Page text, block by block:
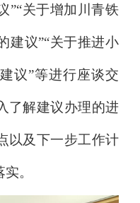
”“关于增加川青铁
建议”“关于推进小
议”等进行座谈交
了解建议办理的进
以及下一步工作计
。